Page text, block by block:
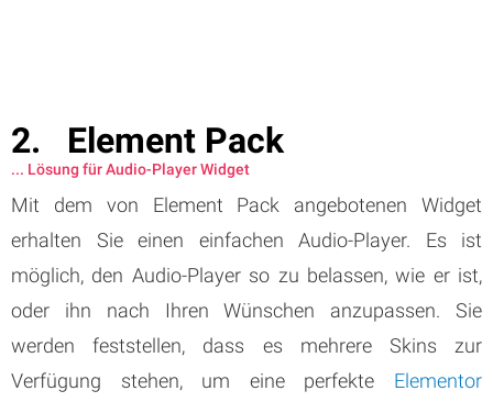
Element Pack
... Lösung für Audio-Player Widget
Mit dem von Element Pack angebotenen Widget
erhalten Sie einen einfachen Audio-Player. Es ist
möglich, den Audio-Player so zu belassen, wie er ist,
oder ihn nach Ihren Wünschen anzupassen. Sie
werden feststellen, dass es mehrere Skins zur
Verfügung stehen, um eine perfekte Elementor